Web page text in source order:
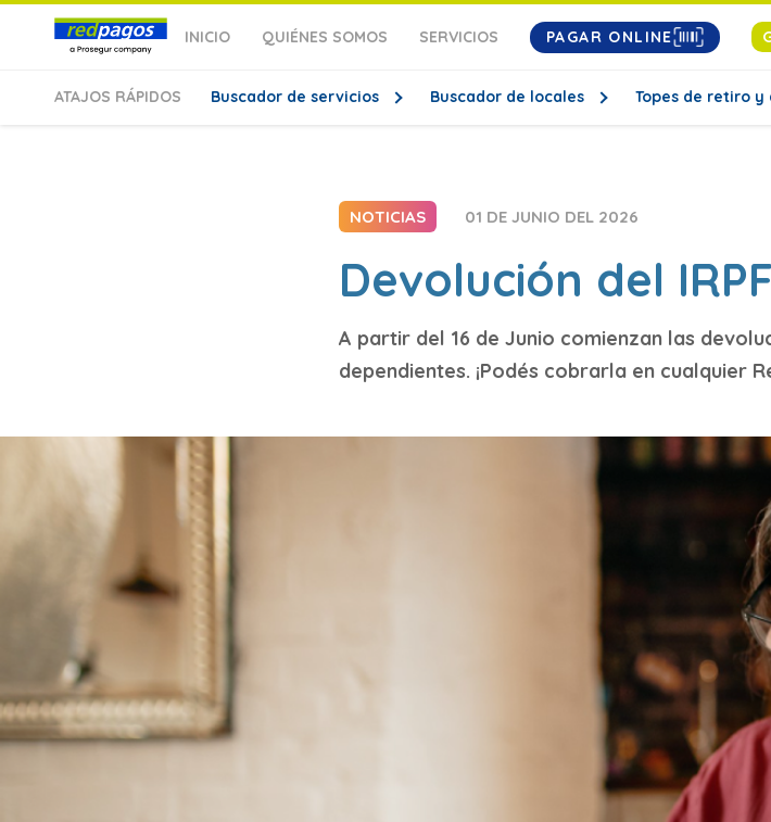
INICIO QUIÉNES SOMOS SERVICIOS PAGAR ONLINE
ATAJOS RÁPIDOS Buscador de servicios Buscador de locales Topes de retiro y
NOTICIAS 01 DE JUNIO DEL 2026
Devolución del
A partir del 16 de Junio comienzan las
dependientes. ¡Podés cobrarla en cualquier